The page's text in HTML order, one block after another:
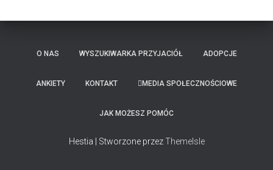
O NAS WYSZUKIWARKA PRZYJACIÓŁ ADOPCJE
ANKIETY KONTAKT MEDIA SPOŁECZNOŚCIOWE
JAK MOŻESZ POMÓC
Hestia | Stworzone przezThemeIsle